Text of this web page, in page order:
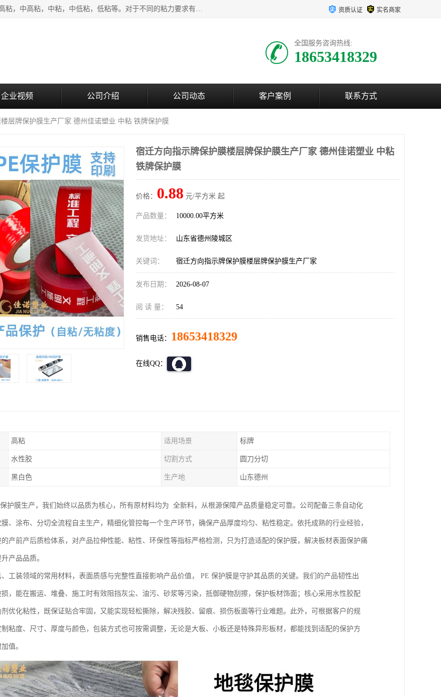
该类保护膜有复合，透明、奶白、蓝色、黑白等膜型。特高粘，高粘，中高粘，中粘，中低粘，低粘等。对于不同的粘力要求有相应的产品相适配。无胶渍残留污染。在较宽的收卷幅度下平整无皱纹，收卷长度大，利于机械化及自动化施工粘贴。为您的产品提供的表面保护解决方案。 产品广泛适用于：铝材、不锈钢、金属、塑料、电子、家电、家具、玻璃、化工材料、装饰材料等。 资质认证 实名商家
全国服务咨询热线:
18653418329
企业视频 公司介绍 公司动态 客户案例 联系方式
层牌保护膜生产厂家 德州佳诺塑业 中粘 铁牌保护膜
宿迁方向指示牌保护膜楼层牌保护膜生产厂家 德州佳诺塑业 中粘
铁牌保护膜
价格： 0.88 元/平方米 起
产品数量： 10000.00平方米
发货地址： 山东省德州陵城区
关键词： 宿迁方向指示牌保护膜楼层牌保护膜生产厂家
发布日期： 2026-08-07
阅 读 量： 54
销售电话： 18653418329
在线QQ：
高粘 适用场景 标牌
水性胶 切割方式 圆刀分切
黑白色 生产地 山东德州
护膜生产，我们始终以品质为核心，所有原材料均为 全新料，从根源保障产品质量稳定可靠。公司配备三条自动化
、涂布、分切全流程自主生产，精细化管控每一个生产环节，确保产品厚度均匀、粘性稳定。依托成熟的行业经验，
产前产后质检体系，对产品拉伸性能、粘性、环保性等指标严格检测，只为打造适配的保护膜，解决板材表面保护痛
产品品质。
工装领域的常用材料，表面质感与完整性直接影响产品价值， PE 保护膜是守护其品质的关键。我们的产品韧性出
，能在搬运、堆叠、施工时有效阻挡灰尘、油污、砂浆等污染，抵御硬物刮擦，保护板材饰面；核心采用水性胶配
优化粘性，既保证贴合牢固，又能实现轻松撕除，解决残胶、留痕、损伤板面等行业难题。此外，可根据客户的规
粘度、尺寸、厚度与颜色，包装方式也可按需调整，无论是大板、小板还是特殊异形板材，都能找到适配的保护方
值。